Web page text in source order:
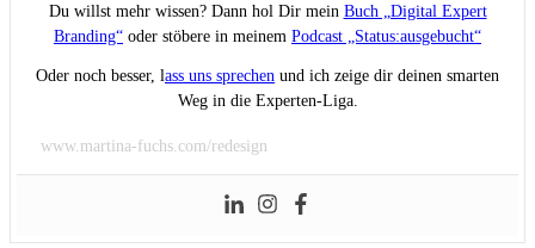
Du willst mehr wissen? Dann hol Dir mein Buch „Digital Expert
Branding“ oder stöbere in meinem Podcast „Status:ausgebucht“
Oder noch besser, lass uns sprechen und ich zeige dir deinen smarten
Weg in die Experten-Liga.
www.martina-fuchs.com/redesign